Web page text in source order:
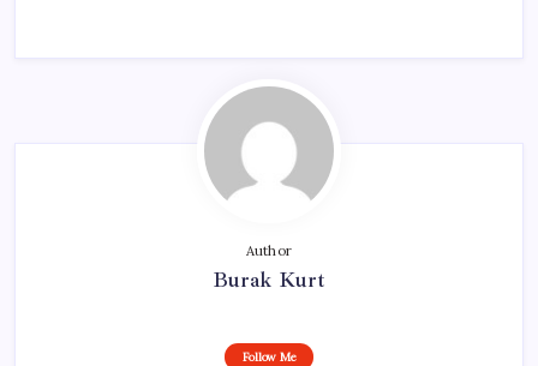
Author
Burak Kurt
Follow Me